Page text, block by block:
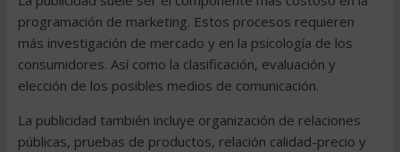
programación de marketing. Estos procesos requieren
más investigación de mercado y en la psicología de los
consumidores. Así como la clasificación, evaluación y
elección de los posibles medios de comunicación.
La publicidad también incluye organización de relaciones
públicas, pruebas de productos, relación calidad-precio y